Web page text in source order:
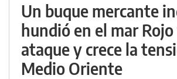
Un buque mercante
hundió en el mar
ataque y crece la
Medio Oriente